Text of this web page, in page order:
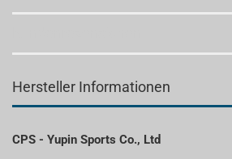
Hersteller Informationen
CPS - Yupin Sports Co., Ltd